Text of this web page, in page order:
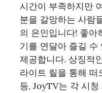
시간이 부족하지만
분을 갈망하는 사람
의 은인입니다! 좋아
기를 연달아 즐길 수
제공합니다. 상징적
라이트 릴을 통해 떠
등, JoyTV는 각 시